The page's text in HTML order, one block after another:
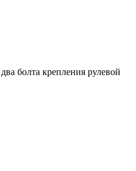
болта крепления рулевой